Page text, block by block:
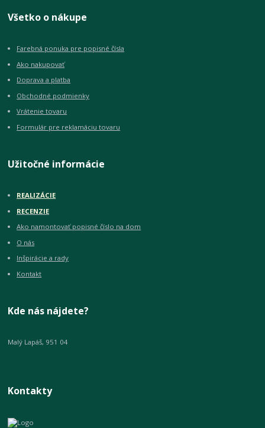
Všetko o nákupe
Farebná ponuka pre popisné čísla
Ako nakupovať
Doprava a platba
Obchodné podmienky
Vrátenie tovaru
Formulár pre reklamáciu tovaru
Užitočné informácie
REALIZÁCIE
RECENZIE
Ako namontovať popisné číslo na dom
O nás
Inšpirácie a rady
Kontakt
Kde nás nájdete?
Malý Lapáš, 951 04
Kontakty